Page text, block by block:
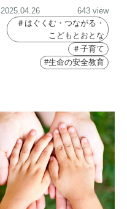
2025.04.26
643 view
＃はぐくむ・つながる・
こどもとおとな
＃子育て
#生命の安全教育